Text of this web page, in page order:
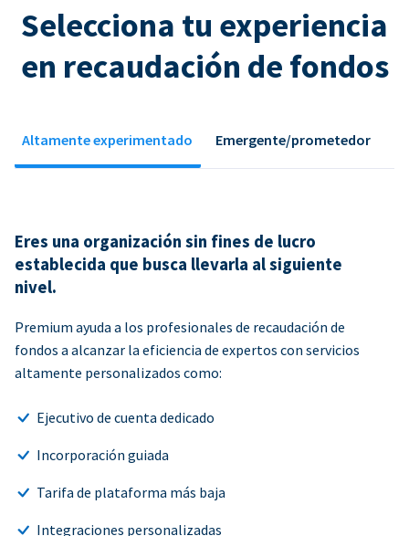
Selecciona tu experiencia
en recaudación de fondos
Altamente experimentado Emergente/prometedor
Eres una organización sin fines de lucro
establecida que busca llevarla al siguiente
nivel.
Premium ayuda a los profesionales de recaudación de
fondos a alcanzar la eficiencia de expertos con servicios
altamente personalizados como:
Ejecutivo de cuenta dedicado
Incorporación guiada
Tarifa de plataforma más baja
Integraciones personalizadas